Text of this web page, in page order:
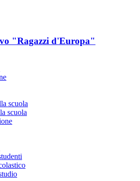
"Ragazzi d'Europa"
scuola
scuola